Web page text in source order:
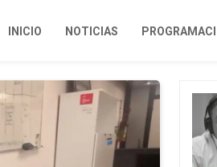
INICIO NOTICIAS